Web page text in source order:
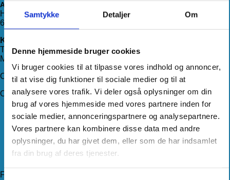
Samtykke Detaljer Om
Denne hjemmeside bruger cookies
Vi bruger cookies til at tilpasse vores indhold og annoncer,
til at vise dig funktioner til sociale medier og til at
analysere vores trafik. Vi deler også oplysninger om din
brug af vores hjemmeside med vores partnere inden for
sociale medier, annonceringspartnere og analysepartnere.
Vores partnere kan kombinere disse data med andre
oplysninger, du har givet dem, eller som de har indsamlet
fra din brug af deres tjenester.
Adresse
Haderslevvej 78, st.
6200 Aabenraa
Kontakt os
Telefon:71 99 75 88
Mail:
CVR: 33994680
Om Hjemmeudstyr
Om os
Handelsbetingelser
Levering
Kundeservice
Returnering
Privatlivspolitik
Følg os